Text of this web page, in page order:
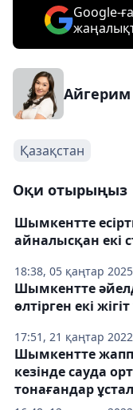
Google-
Айгерим
Қазақстан
Оқи отырыңыз
18:38, 05 қаңтар 2025
Шымкентте
айналысқан екі
17:51, 21 қаңтар 2022
Шымкентте
өлтірген екі
Шымкентте
кезінде сауда
тонағандар